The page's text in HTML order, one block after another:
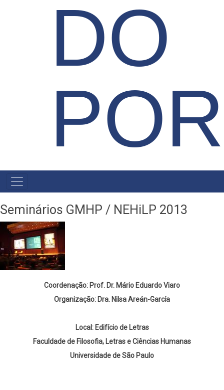
DO
NAVEGAÇÃO
PRINCIPAL
Seminários GMHP / NEHiLP 2013
Coordenação: Prof. Dr. Mário Eduardo Viaro
Organização: Dra. Nilsa Areán-García
Local: Edifício de Letras
Faculdade de Filosofia, Letras e Ciências Humanas
Universidade de São Paulo